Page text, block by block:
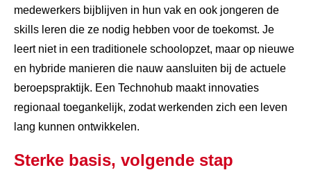
medewerkers bijblijven in hun vak en ook jongeren de
skills leren die ze nodig hebben voor de toekomst. Je
leert niet in een traditionele schoolopzet, maar op nieuwe
en hybride manieren die nauw aansluiten bij de actuele
beroepspraktijk. Een Technohub maakt innovaties
regionaal toegankelijk, zodat werkenden zich een leven
lang kunnen ontwikkelen.
Sterke basis, volgende stap